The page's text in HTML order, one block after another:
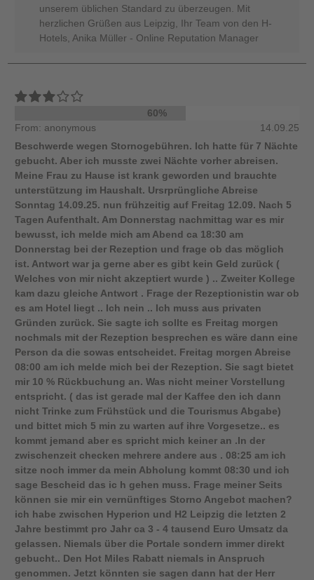
unserem üblichen Standard zu überzeugen. Mit
herzlichen Grüßen aus Leipzig, Ihr Team von den H-
Hotels, Anika Müller - Online Reputation Manager
60%
From: anonymous
14.09.25
Beschwerde wegen Stornogebühren. Ich hatte für 7 Nächte
gebucht. Aber ich musste zwei Nächte vorher abreisen.
Meine Frau zu Hause ist krank geworden und brauchte
unterstützung im Haushalt. Ursrprüngliche Abreise
Sonntag 14.09.25. nun frühzeitig auf Freitag 12.09. Nach 5
Tagen Aufenthalt. Am Donnerstag nachmittag war es mir
bewusst, ich melde mich am Abend ca 18:30 am
Donnerstag bei der Rezeption und frage ob das möglich
ist. Antwort war ja gerne aber es gibt kein Geld zurück (
Welches von mir nicht akzeptiert wurde ) .. Zweiter Kollege
kam dazu gleiche Antwort . Frage der Rezeptionistin war ob
es am Hotel liegt .. Ich nein .. Ich muss aus privaten
Gründen zurück. Sie sagte ich sollte es Freitag morgen
nochmals mit der Rezeption besprechen es wäre dann eine
Person da die sowas entscheidet. Freitag morgen Abreise
08:00 am ich melde mich bei der Rezeption. Sie sagt bietet
mir 10 % Rückbuchung an. Was nicht meiner Vorstellung
entspricht. ( das ist gerade mal der Kaffee den ich dann
nicht Trinke zum Frühstück und die Tourismus Abgabe)
und bittet mich 5 min zu warten auf ihre Vorgesetze.. es
kommt jemand aber es spricht mich keiner an .In der
zwischenzeit checken mehrere andere aus . 08:25 am ich
sitze noch immer da mein Abholung kommt 08:30 und ich
sage Bescheid das ic h gehen muss. Frage meiner Seits
können sie mir ein vernünftiges Storno Angebot machen?
ich habe zwischen Hyperion und H2 Leipzig die letzten 2
Jahre bestimmt pro Jahr ca 3 - 4 tausend Euro Umsatz da
gelassen. Niemals über die Portale sondern immer direkt
gebucht.. Den Hot Miles Rabatt niemals in Anspruch
genommen. Jetzt könnten sie sagen dann hat der Herr